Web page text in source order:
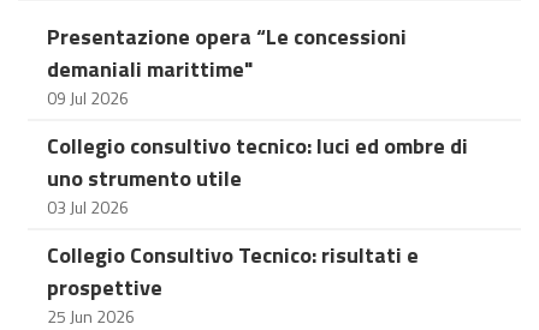
Presentazione opera “Le concessioni
demaniali marittime"
09 Jul 2026
Collegio consultivo tecnico: luci ed ombre di
uno strumento utile
03 Jul 2026
Collegio Consultivo Tecnico: risultati e
prospettive
25 Jun 2026